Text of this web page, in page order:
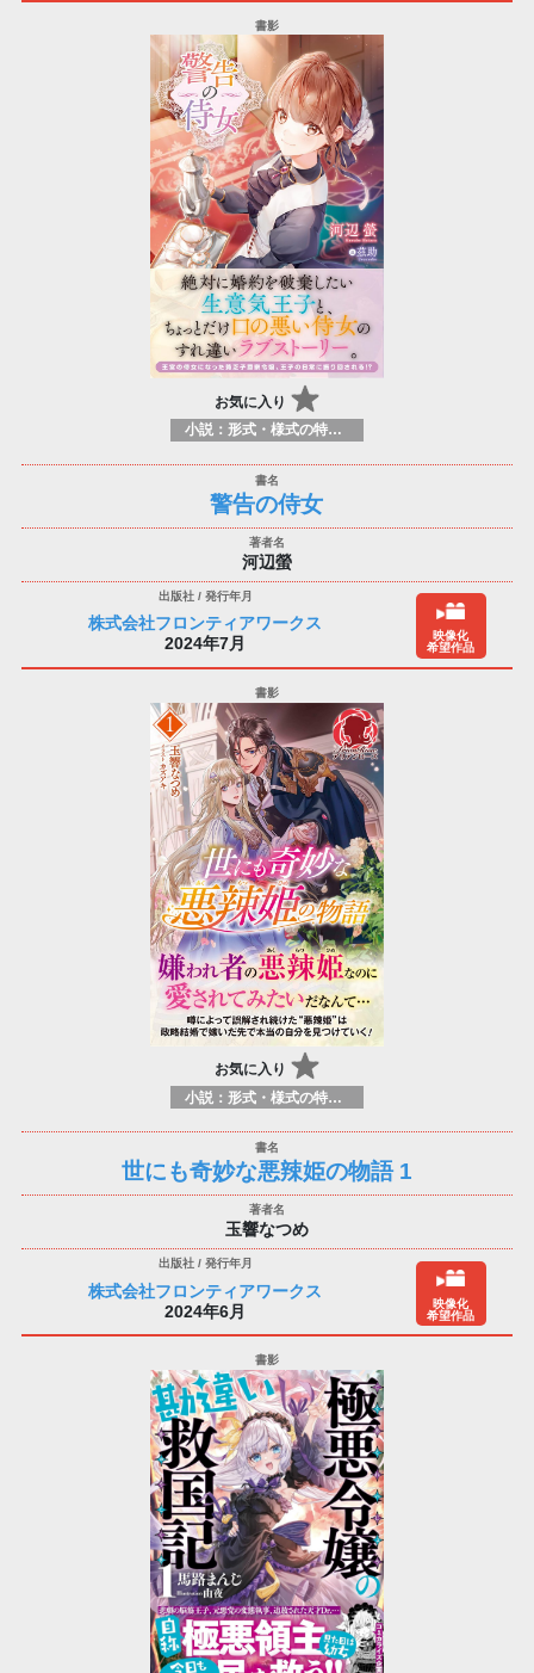
お気に入り
小説：形式・様式の特徴：ラノベ（ライトノベルズ）
警告の侍女
河辺螢
株式会社フロンティアワークス
2024年7月
映像化
希望作品
お気に入り
小説：形式・様式の特徴：ラノベ（ライトノベルズ）
世にも奇妙な悪辣姫の物語 1
玉響なつめ
株式会社フロンティアワークス
2024年6月
映像化
希望作品